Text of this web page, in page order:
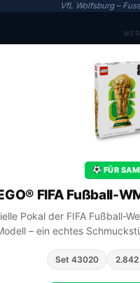
VfL Wolfsburg –
FÜR
FIFA Fußball-
Pokal der FIFA Fußball-
– ein echtes
Set 43020 2.842